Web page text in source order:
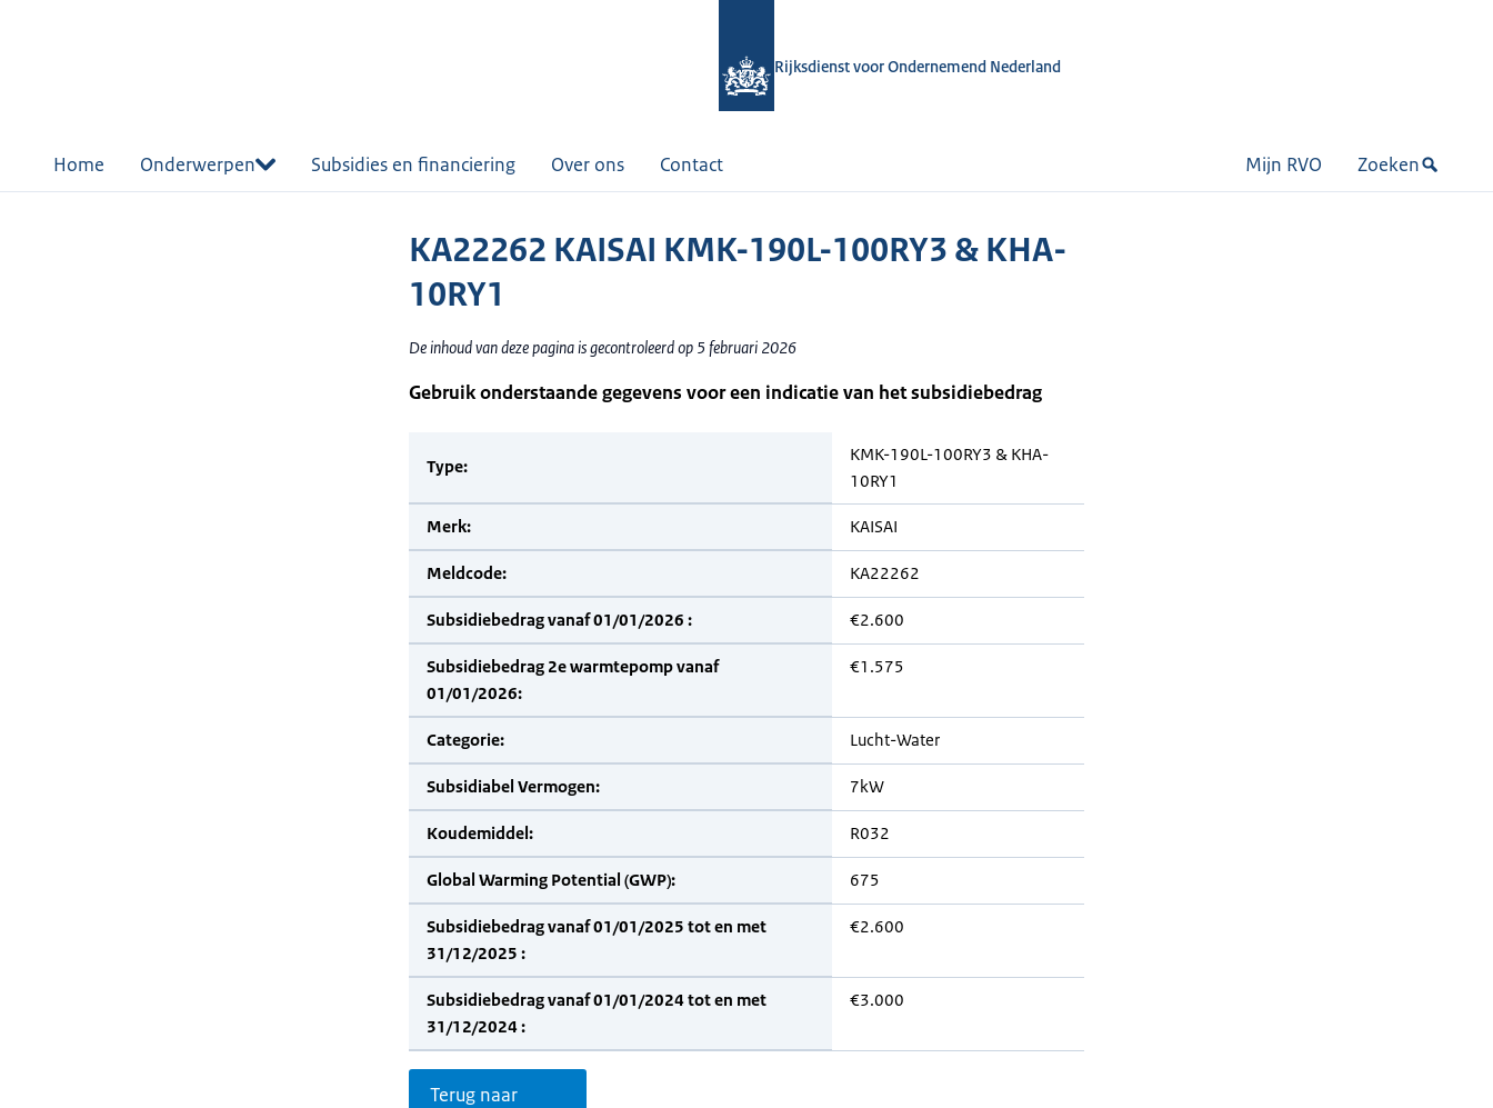
Rijksdienst voor Ondernemend Nederland
Home Onderwerpen Subsidies en financiering Over ons Contact Mijn RVO Zoeken
KA22262 KAISAI KMK-190L-100RY3 & KHA-
10RY1
De inhoud van deze pagina is gecontroleerd op 5 februari 2026
Gebruik onderstaande gegevens voor een indicatie van het subsidiebedrag
Type:
KMK-190L-100RY3 & KHA-
10RY1
Merk: KAISAI
Meldcode: KA22262
Subsidiebedrag vanaf 01/01/2026 : €2.600
Subsidiebedrag 2e warmtepomp vanaf
01/01/2026:
€1.575
Categorie: Lucht-Water
Subsidiabel Vermogen: 7kW
Koudemiddel: R032
Global Warming Potential (GWP): 675
Subsidiebedrag vanaf 01/01/2025 tot en met
31/12/2025 :
€2.600
Subsidiebedrag vanaf 01/01/2024 tot en met
31/12/2024 :
€3.000
Terug naar